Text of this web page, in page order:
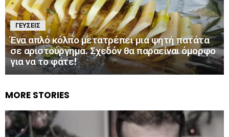
ΓΕΎΣΕΙΣ
Ένα απλό κόλπο μετατρέπει μια ψητή πατάτα
σε αριστούργημα. Σχεδόν θα παραείναι όμορφο
για να το φάτε!
MORE STORIES